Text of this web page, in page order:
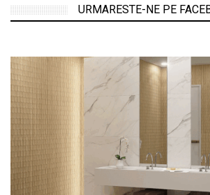
URMARESTE-NE PE